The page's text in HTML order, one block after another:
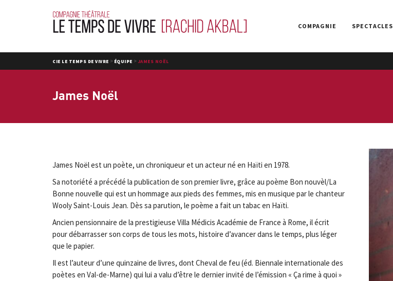
COMPAGNIE SPECTACLES
CIE LE TEMPS DE VIVRE > ÉQUIPE > JAMES NOËL
James Noël
James Noël est un poète, un chroniqueur et un acteur né en Haïti en 1978.
Sa notoriété a précédé la publication de son premier livre, grâce au poème Bon nouvèl/La
Bonne nouvelle qui est un hommage aux pieds des femmes, mis en musique par le chanteur
Wooly Saint-Louis Jean. Dès sa parution, le poème a fait un tabac en Haïti.
Ancien pensionnaire de la prestigieuse Villa Médicis Académie de France à Rome, il écrit
pour débarrasser son corps de tous les mots, histoire d’avancer dans le temps, plus léger
que le papier.
Il est l’auteur d’une quinzaine de livres, dont Cheval de feu (éd. Biennale internationale des
poètes en Val-de-Marne) qui lui a valu d’être le dernier invité de l’émission « Ça rime à quoi »